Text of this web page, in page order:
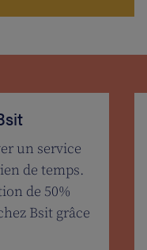
un service
de temps.
de 50%
Bsit grâce